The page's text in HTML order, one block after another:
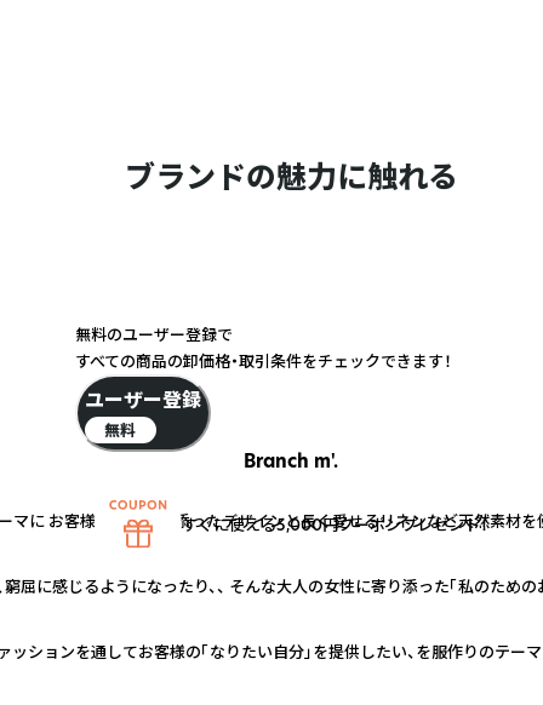
ブランドの魅力に触れる
Branch m'.
マに お客様の声に寄り添ったデザインと長く愛せるリネンなど天然素材
屈に感じるようになったり、、 そんな大人の女性に寄り添った「私のため
ションを通してお客様の「なりたい自分」を提供したい、を服作りのテー
無料のユーザー登録で
すべての商品の卸価格・取引条件をチェックできます！
ユーザー登録
無料
すぐに使える5,000円クーポンプレゼント！